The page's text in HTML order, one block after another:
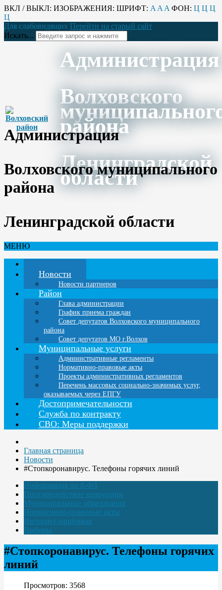
ВКЛ / ВЫКЛ: ИЗОБРАЖЕНИЯ: ШРИФТ: A A A ФОН: Ц Ц Ц
Ц
Для слабовидящих Перейти на старый сайт
Искать...
Администрация
Волховского
района
Ленинградской
области
Администрация
Волховского муниципального
района
Ленинградской области
МЕНЮ
Новости
Новости партнеров
Район
Глава администрации
График приема граждан
Совет депутатов Волховского муниципального
района
Совет депутатов МО г.Волхов
Муниципальные услуги
Административные регламенты
Нормативно-правовые акты
Проекты административных регламентов
Перечень массовых социально-значимых услуг,
оказываемых через ЕПГУ
Достопримечательности
Служба по контракту
СВО: Меры поддержки
Главная страница
Новости
#Стопкоронавирус. Телефоны горячих линий
Информация по 8-ФЗ
Противодействие коррупции
Муниципальные образования
Нормативно-правовые акты
Интернет-приёмная
Выборы
#Стопкоронавирус. Телефоны горячих
линий
Просмотров: 3568